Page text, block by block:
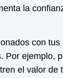
la
con
Por ejemplo,
el valor de